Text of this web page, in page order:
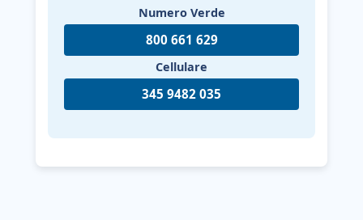
Numero Verde
800 661 629
Cellulare
345 9482 035